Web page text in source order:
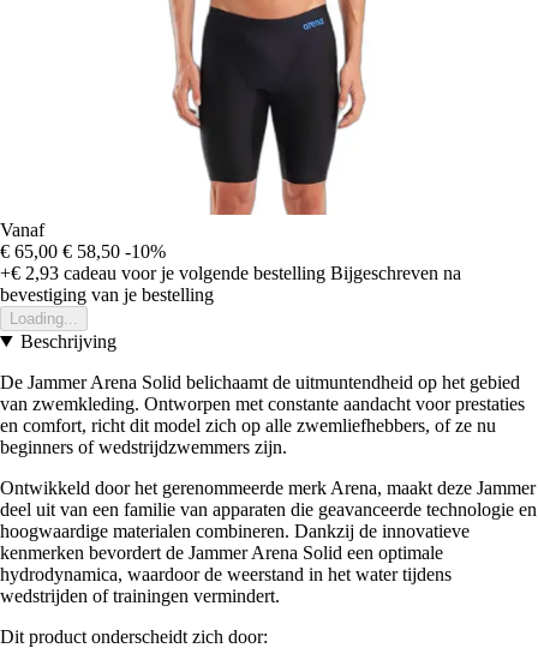
Vanaf
€ 65,00 € 58,50 -10%
+€ 2,93 cadeau voor je volgende bestelling Bijgeschreven na
bevestiging van je bestelling
Loading...
Beschrijving
De Jammer Arena Solid belichaamt de uitmuntendheid op het gebied
van zwemkleding. Ontworpen met constante aandacht voor prestaties
en comfort, richt dit model zich op alle zwemliefhebbers, of ze nu
beginners of wedstrijdzwemmers zijn.
Ontwikkeld door het gerenommeerde merk Arena, maakt deze Jammer
deel uit van een familie van apparaten die geavanceerde technologie en
hoogwaardige materialen combineren. Dankzij de innovatieve
kenmerken bevordert de Jammer Arena Solid een optimale
hydrodynamica, waardoor de weerstand in het water tijdens
wedstrijden of trainingen vermindert.
Dit product onderscheidt zich door: